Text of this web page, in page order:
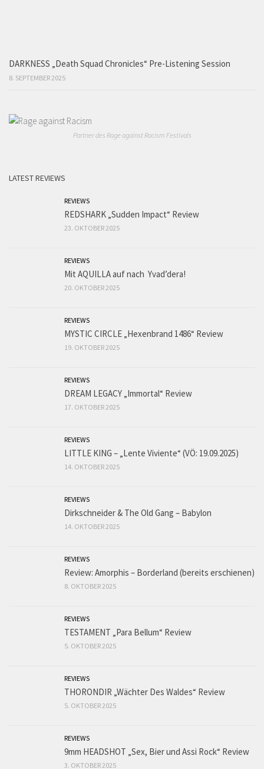
DARKNESS „Death Squad Chronicles“ Pre-Listening Session
8. SEPTEMBER 2025
Partner des Rage against Racism Festivals
LATEST REVIEWS
REVIEWS
REDSHARK „Sudden Impact“ Review
23. OKTOBER 2025
REVIEWS
Mit AQUILLA auf nach Yvad’dera!
20. OKTOBER 2025
REVIEWS
MYSTIC CIRCLE „Hexenbrand 1486“ Review
19. OKTOBER 2025
REVIEWS
DREAM LEGACY „Immortal“ Review
17. OKTOBER 2025
REVIEWS
LITTLE KING – „Lente Viviente“ (VÖ: 19.09.2025)
14. OKTOBER 2025
REVIEWS
Dirkschneider & The Old Gang – Babylon
14. OKTOBER 2025
REVIEWS
Review: Amorphis – Borderland (bereits erschienen)
8. OKTOBER 2025
REVIEWS
TESTAMENT „Para Bellum“ Review
5. OKTOBER 2025
REVIEWS
THORONDIR „Wächter Des Waldes“ Review
5. OKTOBER 2025
REVIEWS
9mm HEADSHOT „Sex, Bier und Assi Rock“ Review
3. OKTOBER 2025